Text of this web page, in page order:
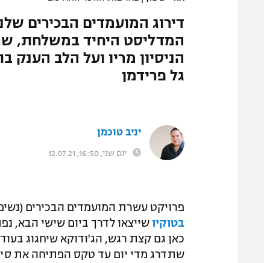
דירוג המועמדים הבכירים
המדליסט היחיד במשלחת,
הניסיון מריו ועל הלב
גל פרידמן
יניב טוכמן
יום שני, 16:50, 12.07.21
פרויקט עשרת המועמדים הבכירים
בטוקיו שייצאו לדרך ביום שישי הבא,
שתדרג מדי יום עד טקס הפתיחה את